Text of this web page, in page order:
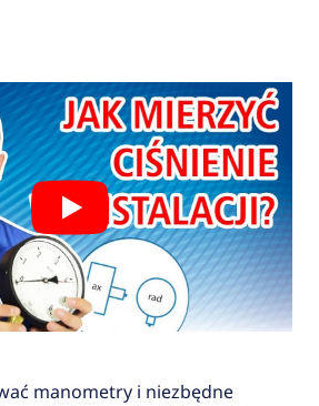
manometry i niezbędne